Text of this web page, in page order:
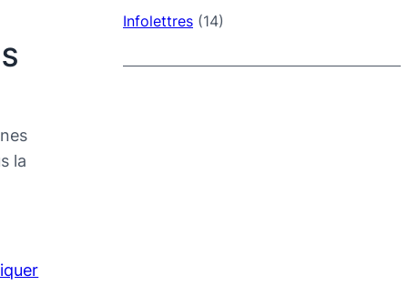
la
Infolettres (14)